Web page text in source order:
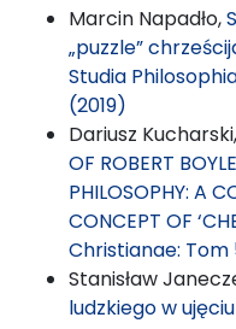
Marcin Napadło,
„puzzle”
Studia
(2019)
Dariusz Kucharski,
OF ROBERT
PHILOSOPHY: A
CONCEPT OF
Christianae: Tom
Stanisław
ludzkiego w